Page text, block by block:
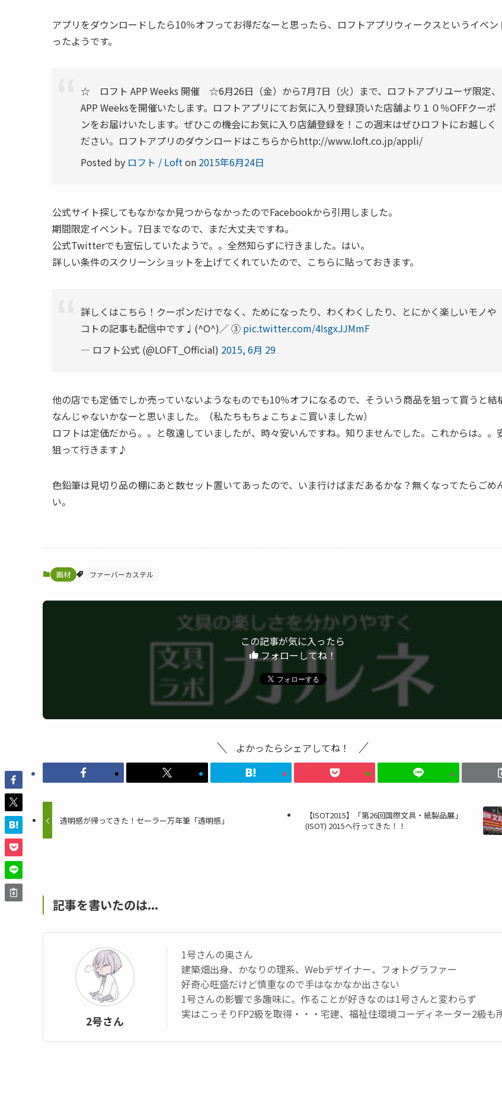
アプリをダウンロードしたら10％オフってお得だなーと思ったら、ロフトアプリウィークスというイベン
ったようです。
☆ ロフト APP Weeks 開催 ☆6月26日（金）から7月7日（火）まで、ロフトアプリユーザ限定、
APP Weeksを開催いたします。ロフトアプリにてお気に入り登録頂いた店舗より１０％OFFクーポ
ンをお届けいたします。ぜひこの機会にお気に入り店舗登録を！この週末はぜひロフトにお越しく
ださい。ロフトアプリのダウンロードはこちらからhttp://www.loft.co.jp/appli/
Posted by ロフト / Lofton 2015年6月24日
公式サイト探してもなかなか見つからなかったのでFacebookから引用しました。
期間限定イベント。7日までなので、まだ大丈夫ですね。
公式Twitterでも宣伝していたようで。。全然知らずに行きました。はい。
詳しい条件のスクリーンショットを上げてくれていたので、こちらに貼っておきます。
詳しくはこちら！クーポンだけでなく、ためになったり、わくわくしたり、とにかく楽しいモノや
コトの記事も配信中です♩(^O^)／ ③ pic.twitter.com/4IsgxJJMmF
— ロフト公式 (@LOFT_Official) 2015, 6月 29
他の店でも定価でしか売っていないようなものでも10％オフになるので、そういう商品を狙って買うと結
なんじゃないかなーと思いました。（私たちもちょこちょこ買いましたw）
ロフトは定価だから。。と敬遠していましたが、時々安いんですね。知りませんでした。これからは。。
狙って行きます♪
色鉛筆は見切り品の棚にあと数セット置いてあったので、いま行けばまだあるかな？無くなってたらごめ
い。
画材 ファーバーカステル
この記事が気に入ったら
フォローしてね！
よかったらシェアしてね！
透明感が帰ってきた！セーラー万年筆「透明感」
【ISOT2015】「第26回国際文具・紙製品展」
(ISOT) 2015へ行ってきた！！
記事を書いたのは...
2号さん
1号さんの奥さん
建築畑出身、かなりの理系、Webデザイナー、フォトグラファー
好奇心旺盛だけど慎重なので手はなかなか出さない
1号さんの影響で多趣味に。作ることが好きなのは1号さんと変わらず
実はこっそりFP2級を取得・・・宅建、福祉住環境コーディネーター2級も